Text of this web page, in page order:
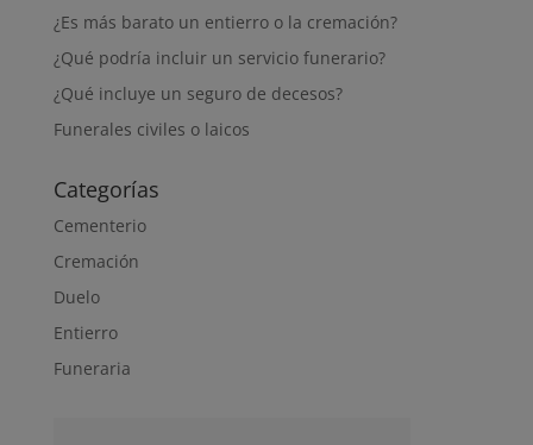
¿Es más barato un entierro o la cremación?
¿Qué podría incluir un servicio funerario?
¿Qué incluye un seguro de decesos?
Funerales civiles o laicos
Categorías
Cementerio
Cremación
Duelo
Entierro
Funeraria